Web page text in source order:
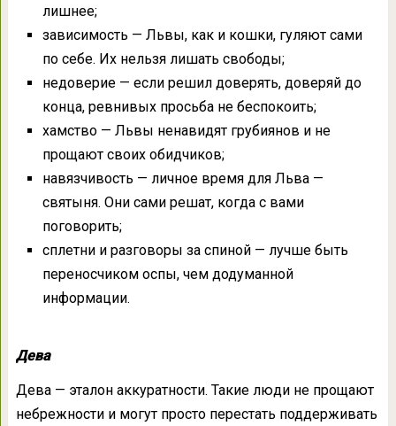
лишнее;
зависимость — Львы, как и кошки, гуляют сами
по себе. Их нельзя лишать свободы;
недоверие — если решил доверять, доверяй до
конца, ревнивых просьба не беспокоить;
хамство — Львы ненавидят грубиянов и не
прощают своих обидчиков;
навязчивость — личное время для Льва —
святыня. Они сами решат, когда с вами
поговорить;
сплетни и разговоры за спиной — лучше быть
переносчиком оспы, чем додуманной
информации.
Дева
Дева — эталон аккуратности. Такие люди не прощают
небрежности и могут просто перестать поддерживать